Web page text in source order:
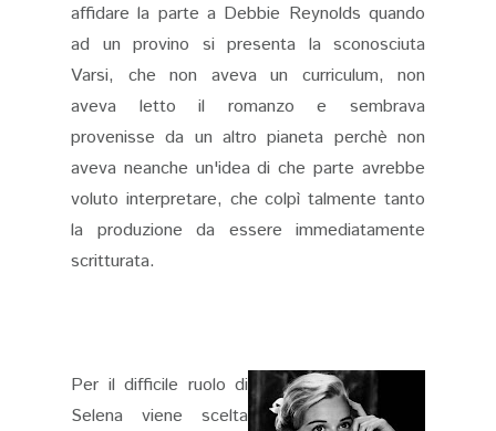
affidare la parte a Debbie Reynolds quando
ad un provino si presenta la sconosciuta
Varsi, che non aveva un curriculum, non
aveva letto il romanzo e sembrava
provenisse da un altro pianeta perchè non
aveva neanche un'idea di che parte avrebbe
voluto interpretare, che colpì talmente tanto
la produzione da essere immediatamente
scritturata.
Per il difficile ruolo di
Selena viene scelta